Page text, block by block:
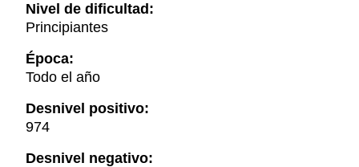
Nivel de dificultad:
Principiantes
Época:
Todo el año
Desnivel positivo:
974
Desnivel negativo: